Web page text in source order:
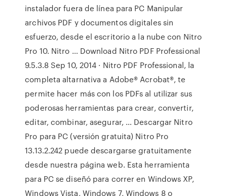
instalador fuera de línea para PC Manipular
archivos PDF y documentos digitales sin
esfuerzo, desde el escritorio a la nube con Nitro
Pro 10. Nitro … Download Nitro PDF Professional
9.5.3.8 Sep 10, 2014 · Nitro PDF Professional, la
completa altarnativa a Adobe® Acrobat®, te
permite hacer más con los PDFs al utilizar sus
poderosas herramientas para crear, convertir,
editar, combinar, asegurar, … Descargar Nitro
Pro para PC (versión gratuita) Nitro Pro
13.13.2.242 puede descargarse gratuitamente
desde nuestra página web. Esta herramienta
para PC se diseñó para correr en Windows XP,
Windows Vista, Windows 7, Windows 8 o